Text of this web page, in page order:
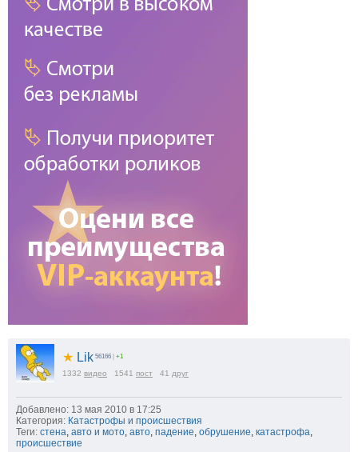
★ Lik 56166 | +1
1332 видео 1541 пост 41 друг
Добавлено: 13 мая 2010 в 17:25
Категория: Катастрофы и происшествия
Теги: стена авто и мото авто падение обрушение катастрофа
происшествие